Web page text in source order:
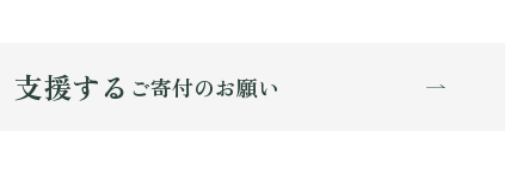
支援する ご寄付のお願い